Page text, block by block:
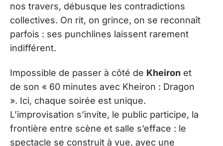
nos travers, débusque les contradictions
collectives. On rit, on grince, on se reconnaît
parfois : ses punchlines laissent rarement
indifférent.
Impossible de passer à côté de Kheiron et
de son « 60 minutes avec Kheiron : Dragon
». Ici, chaque soirée est unique.
L’improvisation s’invite, le public participe, la
frontière entre scène et salle s’efface : le
spectacle se construit à vue, avec une